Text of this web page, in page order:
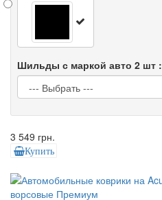
Шильды с маркой авто 2 шт :
3 549 грн.
Купить